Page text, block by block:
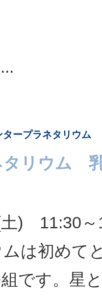
ープラネタリウム
タリウム
土) 11:30～
は初めて
です。星